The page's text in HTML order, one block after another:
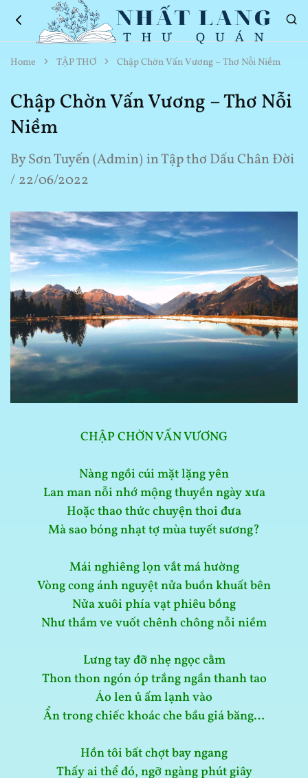
Nhất
Lang
Quán
Thơ
Hay
Cuộc
Sống
Home TẬP THƠ Chập Chờn Vấn Vương – Thơ Nỗi Niềm
Chập Chờn Vấn Vương – Thơ Nỗi
Niềm
BySơn Tuyến (Admin) inTập thơ Dấu Chân Đời
22/06/2022
CHẬP CHỜN VẤN VƯƠNG
Nàng ngồi cúi mặt lặng yên
Lan man nỗi nhớ mộng thuyền ngày xưa
Hoặc thao thức chuyện thoi đưa
Mà sao bóng nhạt tợ mùa tuyết sương?
Mái nghiêng lọn vắt má hường
Vòng cong ánh nguyệt nửa buồn khuất bên
Nửa xuôi phía vạt phiêu bồng
Như thầm ve vuốt chênh chông nỗi niềm
Lưng tay đỡ nhẹ ngọc cằm
Thon thon ngón óp trắng ngần thanh tao
Áo len ủ ấm lạnh vào
Ẩn trong chiếc khoác che bầu giá băng…
Hồn tôi bất chợt bay ngang
Thấy ai thể đó, ngỡ ngàng phút giây